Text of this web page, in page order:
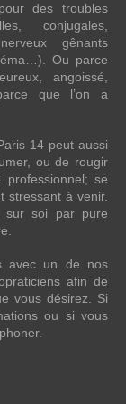
des troubles
conjugales,
gênants
Ou parce
angoissé,
que l’on a
14 peut aussi
ou de rougir
se
stressant à venir.
sur soi par pure
avec un de nos
afin de
vous désirez. Si
ou si vous